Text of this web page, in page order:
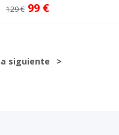
129 € 99 €
siguiente >